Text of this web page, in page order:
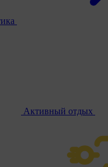
Активный отдых